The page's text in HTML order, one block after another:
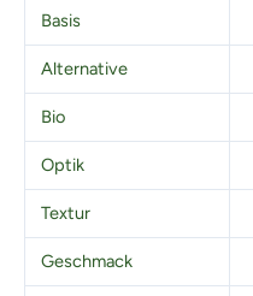
Basis
Alternative
Bio
Optik
Textur
Geschmack